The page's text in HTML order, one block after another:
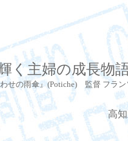
く主婦の成長物
せの雨傘』(Potiche) 監督 フラン
高